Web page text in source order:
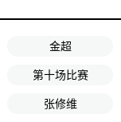
金超
第十场比赛
张修维